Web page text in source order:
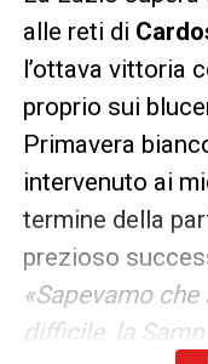
alle reti di
l’ottava vittoria
proprio sui
Primavera
intervenuto ai
termine della
prezioso
«Sapevamo
difficile, la